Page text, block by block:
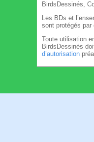
BirdsDessinés,
Les BDs et
sont protégés par
Toute utilisation
BirdsDessinés
d’autorisation